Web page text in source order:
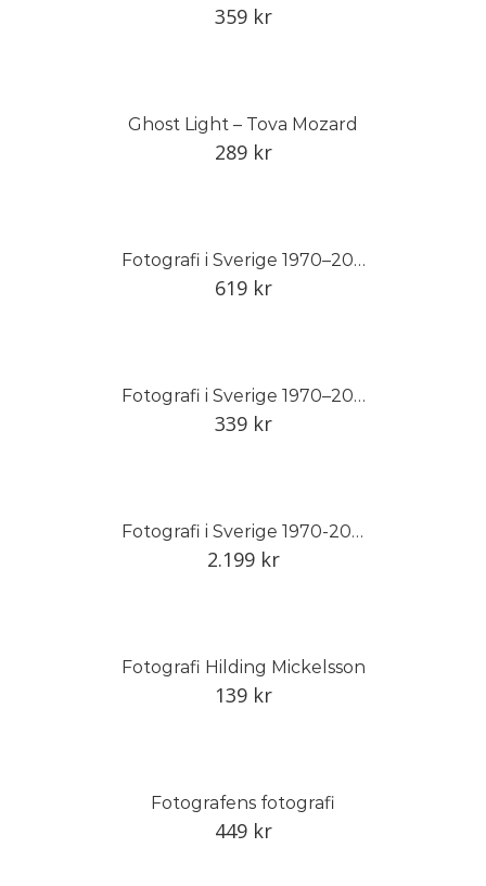
359 kr
Ghost Light – Tova Mozard
289 kr
Fotografi i Sverige 1970–2014, del I
619 kr
Fotografi i Sverige 1970–2000
339 kr
Fotografi i Sverige 1970-2014, del II
2.199 kr
Fotografi Hilding Mickelsson
139 kr
Fotografens fotografi
449 kr